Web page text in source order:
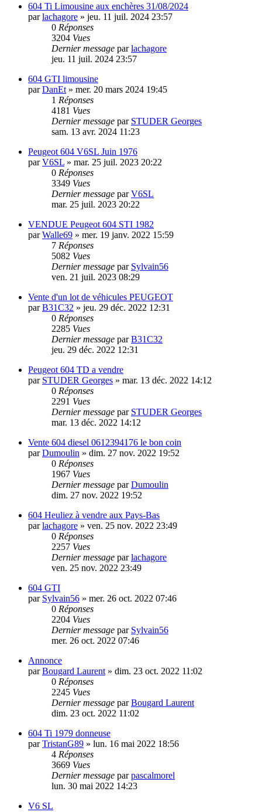
604 Ti Limousine aux enchères 31/08/2024
parlachagore » jeu. 11 juil. 2024 23:57
0 Réponses
3204 Vues
Dernier message parlachagore
jeu. 11 juil. 2024 23:57
604 GTI limousine
parDanEt » mer. 20 mars 2024 19:45
1 Réponses
4181 Vues
Dernier message par STUDER Georges
sam. 13 avr. 2024 11:23
Peugeot 604 V6SL Juin 1976
parV6SL » mar. 25 juil. 2023 20:22
0 Réponses
3349 Vues
Dernier message parV6SL
mar. 25 juil. 2023 20:22
VENDUE Peugeot 604 STI 1982
parWalle69 » mer. 19 janv. 2022 15:59
7 Réponses
5082 Vues
Dernier message par Sylvain56
ven. 21 juil. 2023 08:29
Vente d'un lot de véhicules PEUGEOT
parB31C32 » jeu. 29 déc. 2022 12:31
0 Réponses
2285 Vues
Dernier message parB31C32
jeu. 29 déc. 2022 12:31
Peugeot 604 TD a vendre
par STUDER Georges » mar. 13 déc. 2022 14:12
0 Réponses
2291 Vues
Dernier message par STUDER Georges
mar. 13 déc. 2022 14:12
Vente 604 diesel 0612394176 le bon coin
parDumoulin » dim. 27 nov. 2022 19:52
0 Réponses
1967 Vues
Dernier message parDumoulin
dim. 27 nov. 2022 19:52
604 Heuliez à vendre aux Pays-Bas
parlachagore » ven. 25 nov. 2022 23:49
0 Réponses
2257 Vues
Dernier message parlachagore
ven. 25 nov. 2022 23:49
604 GTI
par Sylvain56 » mer. 26 oct. 2022 07:46
0 Réponses
2204 Vues
Dernier message par Sylvain56
mer. 26 oct. 2022 07:46
Annonce
parBougard Laurent » dim. 23 oct. 2022 11:02
0 Réponses
2245 Vues
Dernier message parBougard Laurent
dim. 23 oct. 2022 11:02
604 Ti 1979 donneuse
parTristanG89 » lun. 16 mai 2022 18:56
4 Réponses
3669 Vues
Dernier message parpascalmorel
lun. 30 mai 2022 14:23
V6 SL